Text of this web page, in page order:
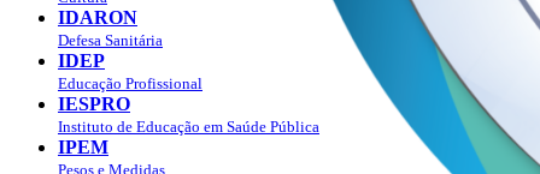
IDARON
Defesa Sanitária
IDEP
Educação Profissional
IESPRO
Instituto de Educação em Saúde Pública
IPEM
Pesos e Medidas